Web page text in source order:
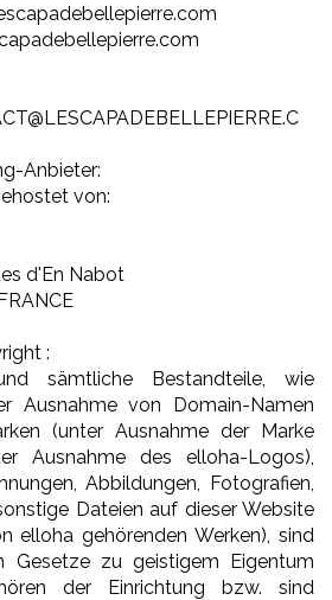
Anbieter:
von:
d'En Nabot
:
sämtliche Bestandteile, wie
Ausnahme von Domain-Namen
(unter Ausnahme der Marke
Ausnahme des elloha-Logos),
Abbildungen, Fotografien,
Dateien auf dieser Website
elloha gehörenden Werken), sind
Gesetze zu geistigem Eigentum
der Einrichtung bzw. sind